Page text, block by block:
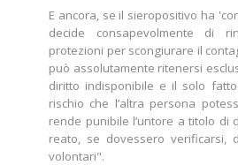
E ancora, se il sieropositivo ha
decide consapevolmente di
protezioni per scongiurare il
può assolutamente ritenersi
diritto indisponibile e il solo
rischio che l’altra persona
rende punibile l’untore a titolo di
reato, se dovessero verificarsi,
volontari".